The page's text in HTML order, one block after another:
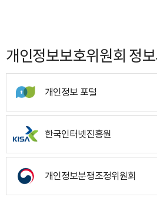
개인정보보호위원회 정
개인정보 포털
한국인터넷진흥원
개인정보분쟁조정위원회